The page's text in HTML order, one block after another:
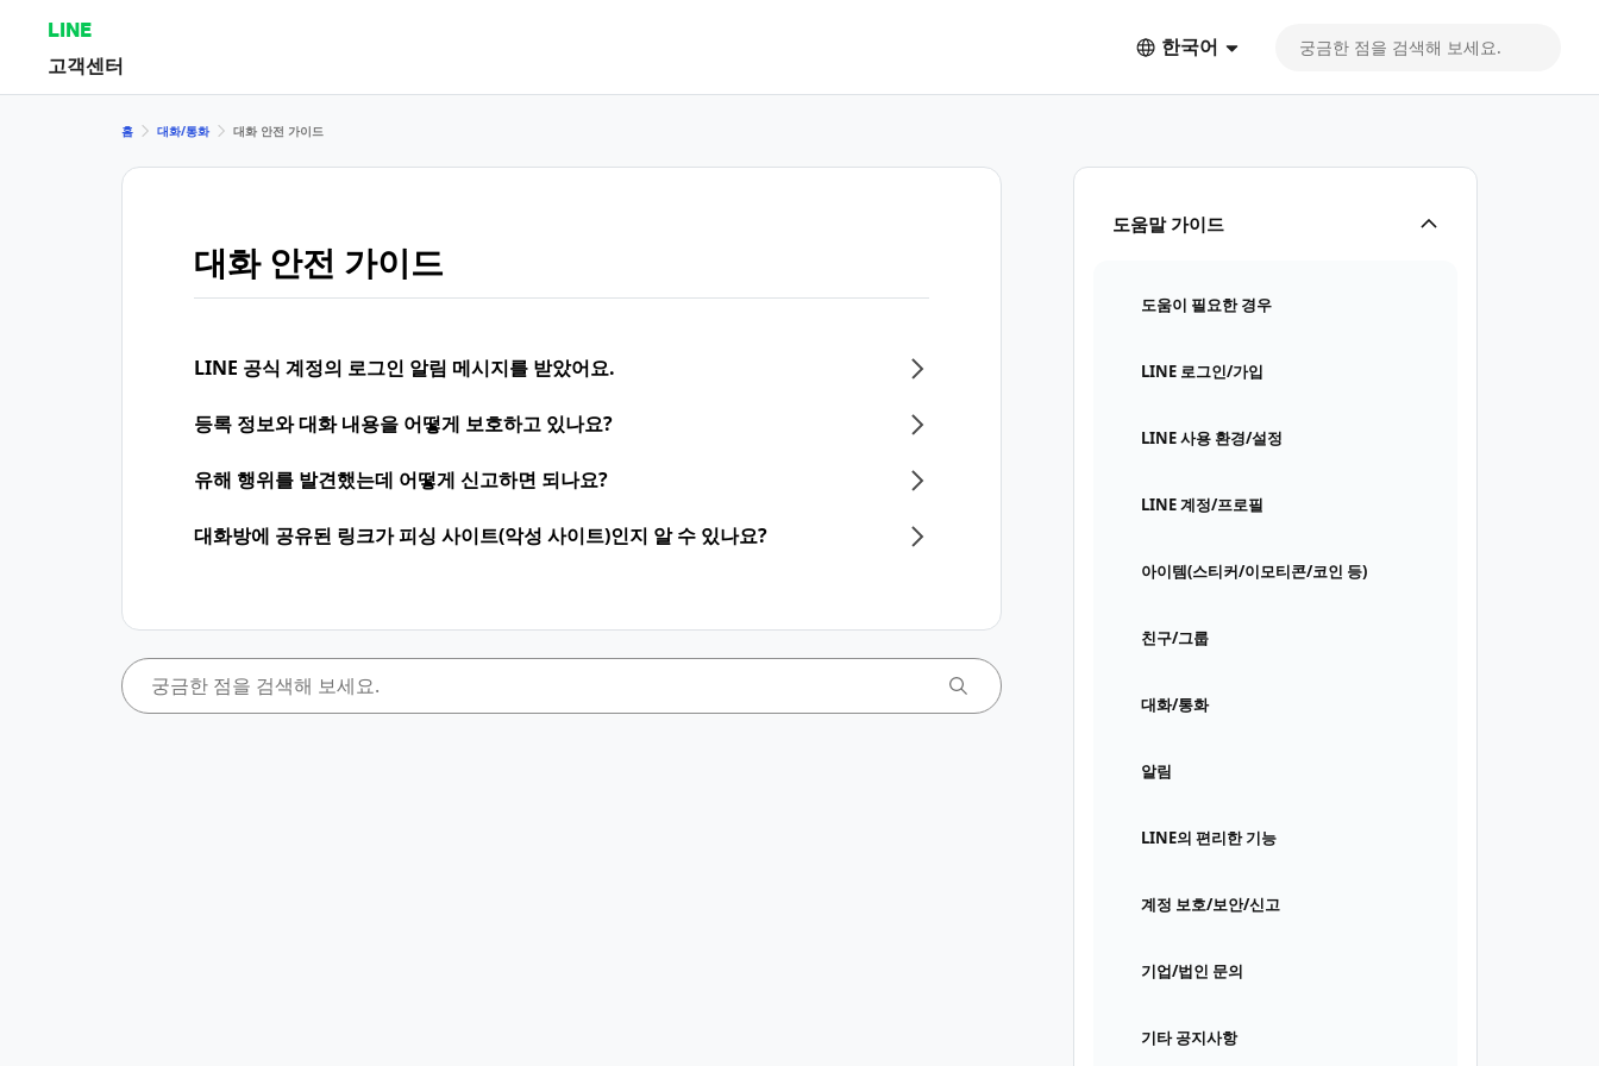
LINE
고객센터
한국어
도움말 가이드
도움이 필요한 경우
LINE 로그인/가입
LINE 사용 환경/설정
LINE 계정/프로필
아이템(스티커/이모티콘/코인 등)
친구/그룹
대화/통화
알림
LINE의 편리한 기능
계정 보호/보안/신고
기업/법인 문의
기타 공지사항
홈 대화/통화 대화 안전 가이드
대화 안전 가이드
LINE 공식 계정의 로그인 알림 메시지를 받았어요.
등록 정보와 대화 내용을 어떻게 보호하고 있나요?
유해 행위를 발견했는데 어떻게 신고하면 되나요?
대화방에 공유된 링크가 피싱 사이트(악성 사이트)인지 알 수 있나요?